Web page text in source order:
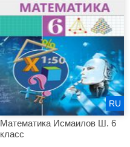
Математика Исмаилов Ш. 6
класс
RU